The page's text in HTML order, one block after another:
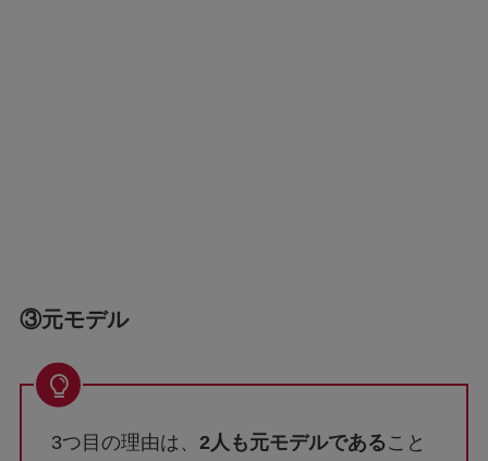
③元モデル
3つ目の理由は、 2人も元モデルであること